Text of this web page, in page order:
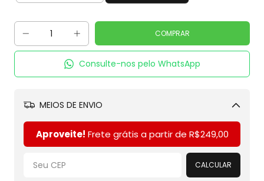
Consulte-nos pelo WhatsApp
MEIOS DE ENVIO
Aproveite! Frete grátis a partir de R$249,00
CALCULAR